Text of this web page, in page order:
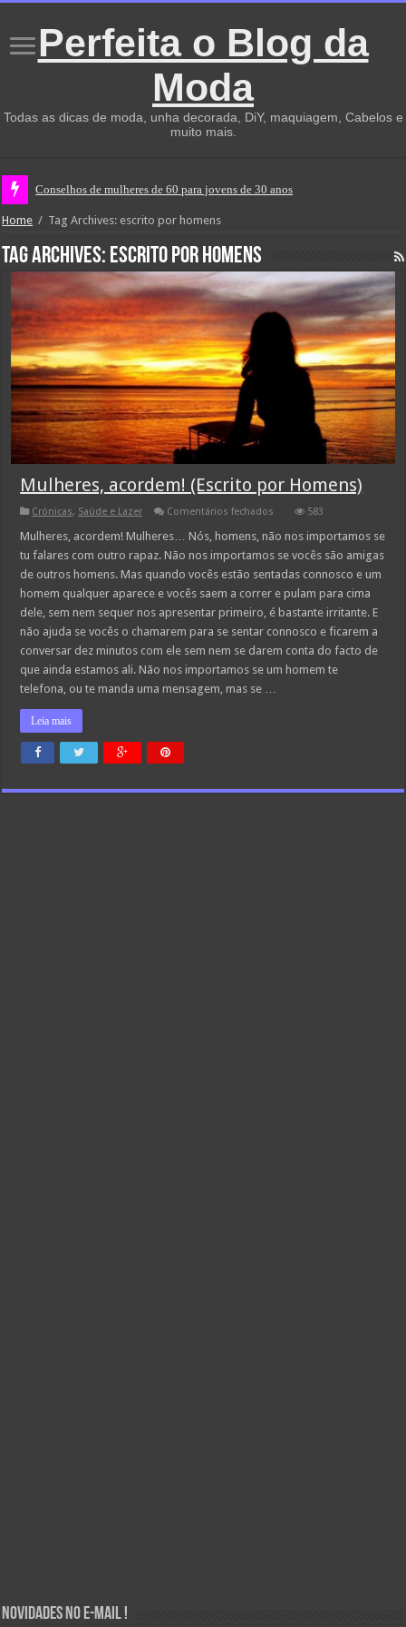
Perfeita o Blog da
Moda
Todas as dicas de moda, unha decorada, DiY, maquiagem, Cabelos e
muito mais.
Conselhos de mulheres de 60 para jovens de 30 anos
Home / Tag Archives: escrito por homens
Tag Archives: escrito por homens
Mulheres, acordem! (Escrito por Homens)
Crónicas, Saúde e Lazer Comentários fechados
acordem!
por
Homens)
583
Mulheres, acordem! Mulheres… Nós, homens, não nos importamos se
tu falares com outro rapaz. Não nos importamos se vocês são amigas
de outros homens. Mas quando vocês estão sentadas connosco e um
homem qualquer aparece e vocês saem a correr e pulam para cima
dele, sem nem sequer nos apresentar primeiro, é bastante irritante. E
não ajuda se vocês o chamarem para se sentar connosco e ficarem a
conversar dez minutos com ele sem nem se darem conta do facto de
que ainda estamos ali. Não nos importamos se um homem te
telefona, ou te manda uma mensagem, mas se …
Leia mais
Novidades no E-mail !